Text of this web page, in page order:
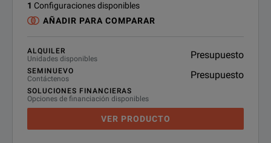
1 Configuraciones disponibles
AÑADIR PARA COMPARAR
ALQUILER
Unidades disponibles
Presupuesto
SEMINUEVO
Contáctenos
Presupuesto
SOLUCIONES FINANCIERAS
Opciones de financiación disponibles
VER PRODUCTO